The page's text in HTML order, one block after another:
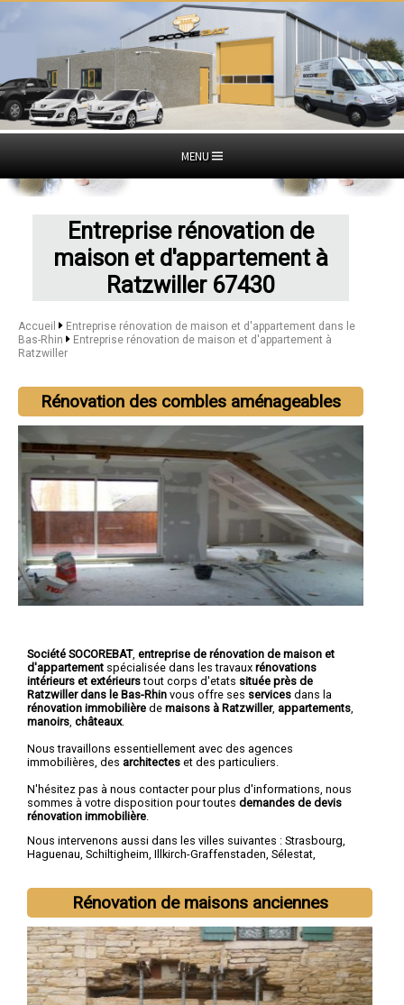
MENU
Entreprise rénovation de
maison et d'appartement à
Ratzwiller 67430
Accueil
Entreprise rénovation de maison et d'appartement dans le
Bas-Rhin
Entreprise rénovation de maison et d'appartement à
Ratzwiller
Rénovation des combles aménageables
Société SOCOREBAT, entreprise de rénovation de maison et
d'appartement spécialisée dans les travaux rénovations
intérieurs et extérieurstout corps d'etats située près de
Ratzwiller dans le Bas-Rhin vous offre ses services dans la
rénovation immobilière de maisons à Ratzwiller, appartements
manoirs châteaux.
Nous travaillons essentiellement avec des agences
immobilières, des architectes et des particuliers.
N'hésitez pas à nous contacter pour plus d'informations, nous
sommes à votre disposition pour toutes demandes de devis
rénovation immobilière
Nous intervenons aussi dans les villes suivantes : Strasbourg,
Haguenau, Schiltigheim, Illkirch-Graffenstaden, Sélestat,
Rénovation de maisons anciennes